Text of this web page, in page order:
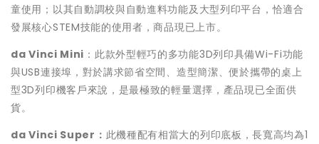
童使用；以其自動調校與自動進料功能及大型列印平台，恰適合
發展核心STEM技能的使用者，商品現已上市。
da Vinci Mini ：此款外型輕巧的多功能3D列印具備Wi-Fi功能
與USB連接埠，對於講求節省空間、造型簡潔、便於攜帶的桌上
型3D列印機客戶來說，是最極致的輕量選擇，產品現已全面供
貨。
da Vinci Super ： 此機種配有相當大的列印底板，長寬高均為1